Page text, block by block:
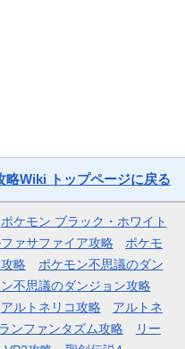
略Wiki トップページに戻る
ポケモン ブラック・ホワイト
ァサファイア攻略
ポケモ
略
ポケモン不思議のダン
不思議のダンジョン攻略
アルトネリコ攻略
アルトネ
ンファンタズム攻略
リー